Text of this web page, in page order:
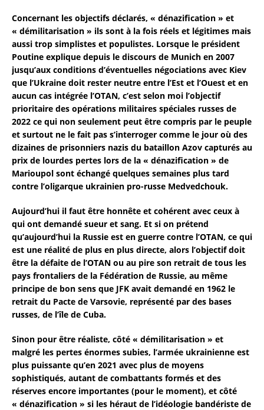
Concernant les objectifs déclarés, « dénazification » et
« démilitarisation » ils sont à la fois réels et légitimes mais
aussi trop simplistes et populistes. Lorsque le président
Poutine explique depuis le discours de Munich en 2007
jusqu’aux conditions d’éventuelles négociations avec Kiev
que l’Ukraine doit rester neutre entre l’Est et l’Ouest et en
aucun cas intégrée l’OTAN, c’est selon moi l’objectif
prioritaire des opérations militaires spéciales russes de
2022 ce qui non seulement peut être compris par le peuple
et surtout ne le fait pas s’interroger comme le jour où des
dizaines de prisonniers nazis du bataillon Azov capturés au
prix de lourdes pertes lors de la « dénazification » de
Marioupol sont échangé quelques semaines plus tard
contre l’oligarque ukrainien pro-russe Medvedchouk.
Aujourd’hui il faut être honnête et cohérent avec ceux à
qui ont demandé sueur et sang. Et si on prétend
qu’aujourd’hui la Russie est en guerre contre l’OTAN, ce qui
est une réalité de plus en plus directe, alors l’objectif doit
être la défaite de l’OTAN ou au pire son retrait de tous les
pays frontaliers de la Fédération de Russie, au même
principe de bon sens que JFK avait demandé en 1962 le
retrait du Pacte de Varsovie, représenté par des bases
russes, de l’île de Cuba.
Sinon pour être réaliste, côté « démilitarisation » et
malgré les pertes énormes subies, l’armée ukrainienne est
plus puissante qu’en 2021 avec plus de moyens
sophistiqués, autant de combattants formés et des
réserves encore importantes (pour le moment), et côté
« dénazification » si les héraut de l’idéologie bandériste de